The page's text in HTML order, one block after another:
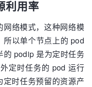
利用率
络模式，这种网络模
以单个节点上的 pod
的 podip 是为定时任务
定时任务的 pod 运行
时任务预留的资源产